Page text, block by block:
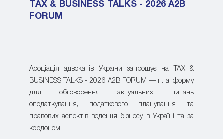
TAX & BUSINESS TALKS - 2026 A2B
FORUM
Асоціація адвокатів України запрошує на TAX &
BUSINESS TALKS - 2026 A2B FORUM — платформу
для обговорення актуальних питань
оподаткування, податкового планування та
правових аспектів ведення бізнесу в Україні та за
кордоном